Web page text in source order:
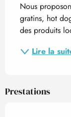
Nous
gratins, hot
des produits
Lire la
Prestations